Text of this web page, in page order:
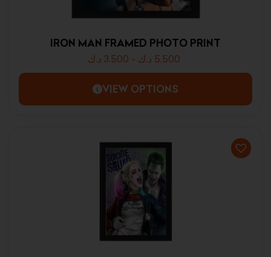
IRON MAN FRAMED PHOTO PRINT
3.500 د.ك - 5.500 د.ك
VIEW OPTIONS